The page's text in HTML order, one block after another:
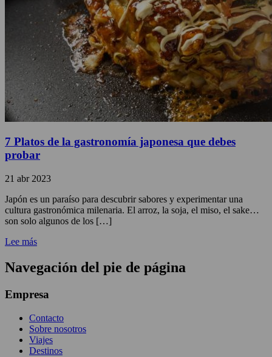
7 Platos de la gastronomía japonesa que debes
probar
21 abr 2023
Japón es un paraíso para descubrir sabores y experimentar una
cultura gastronómica milenaria. El arroz, la soja, el miso, el sake…
son solo algunos de los […]
Lee más
Navegación del pie de página
Empresa
Contacto
Sobre nosotros
Viajes
Destinos